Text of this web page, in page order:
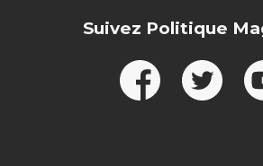
Suivez Politique